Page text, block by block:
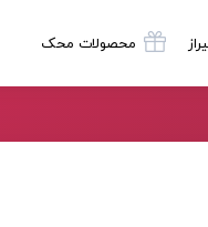
محصولات محک